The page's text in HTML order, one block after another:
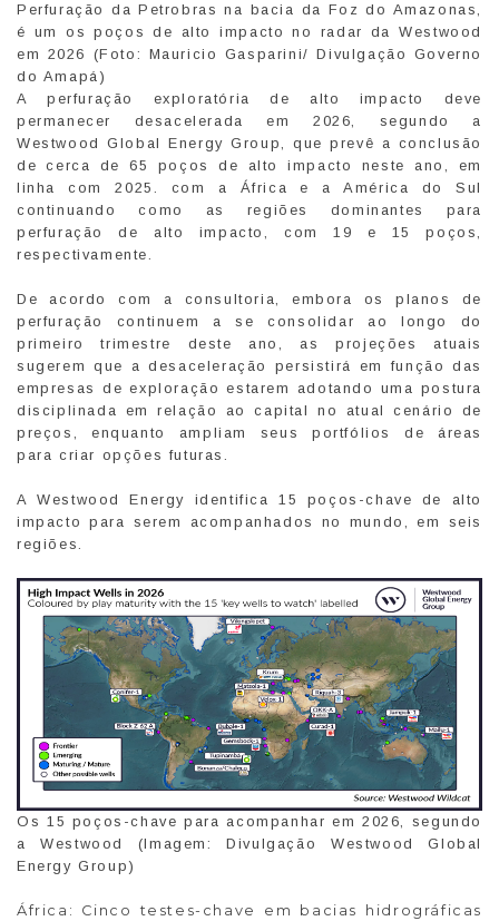
Perfuração da Petrobras na bacia da Foz do Amazonas,
é um os poços de alto impacto no radar da Westwood
em 2026 (Foto: Mauricio Gasparini/ Divulgação Governo
do Amapá)
A perfuração exploratória de alto impacto deve
permanecer desacelerada em 2026, segundo a
Westwood Global Energy Group, que prevê a conclusão
de cerca de 65 poços de alto impacto neste ano, em
linha com 2025. com a África e a América do Sul
continuando como as regiões dominantes para
perfuração de alto impacto, com 19 e 15 poços,
respectivamente.
De acordo com a consultoria, embora os planos de
perfuração continuem a se consolidar ao longo do
primeiro trimestre deste ano, as projeções atuais
sugerem que a desaceleração persistirá em função das
empresas de exploração estarem adotando uma postura
disciplinada em relação ao capital no atual cenário de
preços, enquanto ampliam seus portfólios de áreas
para criar opções futuras.
A Westwood Energy identifica 15 poços-chave de alto
impacto para serem acompanhados no mundo, em seis
regiões.
Os 15 poços-chave para acompanhar em 2026, segundo
a Westwood (Imagem: Divulgação Westwood Global
Energy Group)
África: Cinco testes-chave em bacias hidrográficas